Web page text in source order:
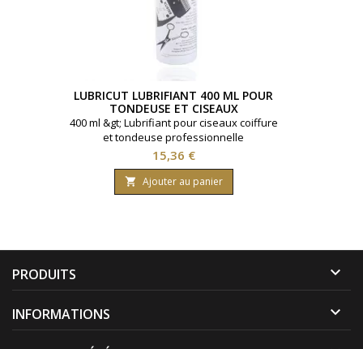
LUBRICUT LUBRIFIANT 400 ML POUR
TONDEUSE ET CISEAUX
400 ml &gt; Lubrifiant pour ciseaux coiffure
et tondeuse professionnelle
Prix
15,36 €
 Ajouter au panier
PRODUITS 
INFORMATIONS 